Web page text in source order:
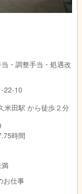
・調整手当・処遇改
額を表示。経験によ
イク通勤は定額
10,000円
22-10
米田駅 から徒歩２分
時間
お仕事